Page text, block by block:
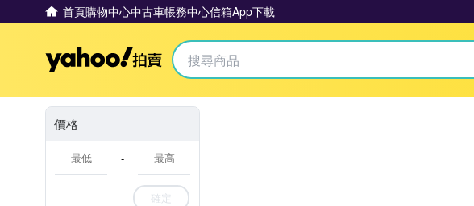
首頁購物中心中古車帳務中心信箱App下載
Yahoo拍賣
價格
-
確定